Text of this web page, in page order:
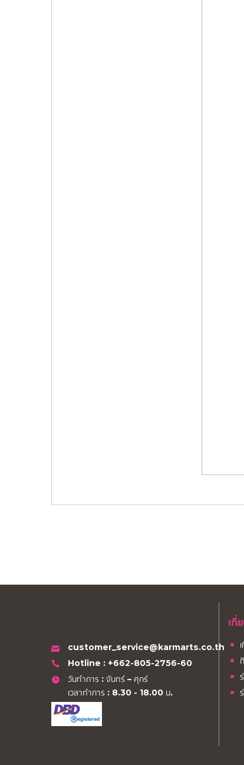
customer_service@karmarts.co.th
Hotline : +662-805-2756-60
วันทำการ : จันทร์ – ศุกร์
เวลาทำการ : 8.30 - 18.00 น.
เกี่